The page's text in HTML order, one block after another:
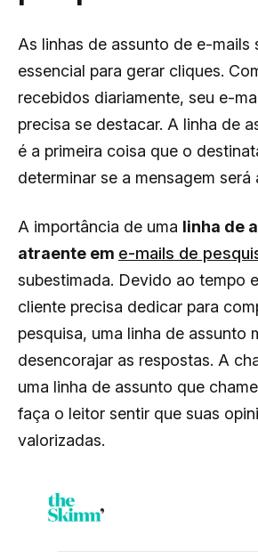
As linhas de assunto de e-mails
essencial para gerar cliques.
recebidos diariamente, seu e-
precisa se destacar. A linha de
é a primeira coisa que o
determinar se a mensagem será
A importância de uma linha de
atraente em e-mails de
subestimada. Devido ao tempo
cliente precisa dedicar para
pesquisa, uma linha de assunto
desencorajar as respostas. A
uma linha de assunto que
faça o leitor sentir que suas
valorizadas.